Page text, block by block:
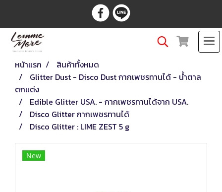
หน้าแรก
สินค้าทั้งหมด
Glitter Dust - Disco Dust กากเพชรทานได้ - น้ำตาล
ตกแต่ง
Edible Glitter USA. - กากเพชรทานได้จาก USA.
Disco Glitter กากเพชรทานได้
Disco Glitter : LIME ZEST 5 g
New